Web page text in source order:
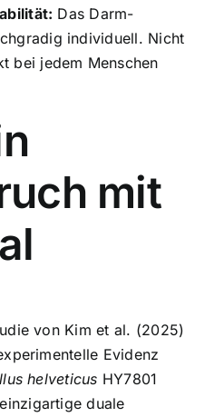
Das Darm-
individuell. Nicht
bei jedem Menschen
mit
von Kim et al. (2025)
Evidenz
helveticus HY7801
duale